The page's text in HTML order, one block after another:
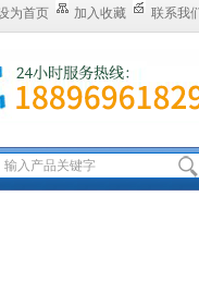
为首页 加入收藏 联系我